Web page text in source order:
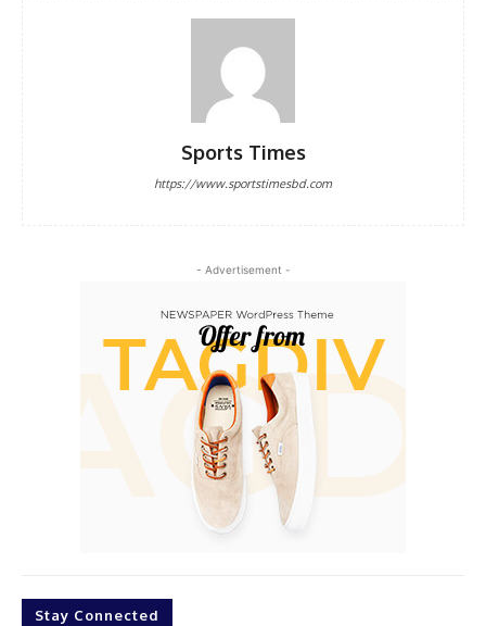
Sports Times
https://www.sportstimesbd.com
- Advertisement -
Stay Connected